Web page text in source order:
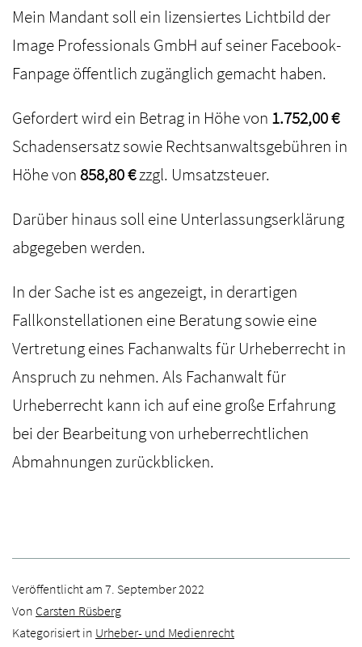
Mein Mandant soll ein lizensiertes Lichtbild der
Image Professionals GmbH auf seiner Facebook-
Fanpage öffentlich zugänglich gemacht haben.
Gefordert wird ein Betrag in Höhe von 1.752,00 €
Schadensersatz sowie Rechtsanwaltsgebühren in
Höhe von858,80 €zzgl. Umsatzsteuer.
Darüber hinaus soll eine Unterlassungserklärung
abgegeben werden.
In der Sache ist es angezeigt, in derartigen
Fallkonstellationen eine Beratung sowie eine
Vertretung eines Fachanwalts für Urheberrecht in
Anspruch zu nehmen. Als Fachanwalt für
Urheberrecht kann ich auf eine große Erfahrung
bei der Bearbeitung von urheberrechtlichen
Abmahnungen zurückblicken.
Veröffentlicht am 7. September 2022
Von Carsten Rüsberg
Kategorisiert in Urheber- und Medienrecht